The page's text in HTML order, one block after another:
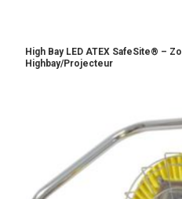
High Bay LED ATEX SafeSite® –
Highbay/Projecteur